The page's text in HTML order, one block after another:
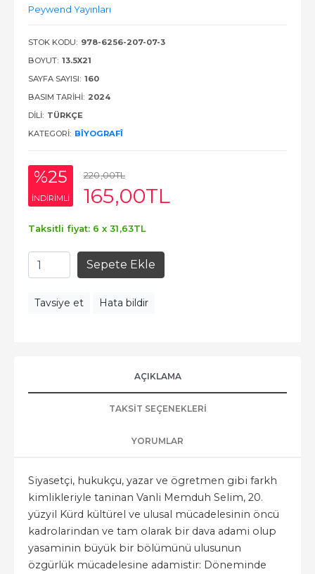
Peywend Yayınları
STOK KODU: 978-6256-207-07-3
BOYUT: 13.5X21
SAYFA SAYISI: 160
BASIM TARIHI: 2024
DILI: TÜRKÇE
KATEGORI: BÎYOGRAFÎ
%25
INDIRIMLI
220,00TL
165,00TL
Taksitli fiyat: 6 x 31 ,63TL
Sepete Ekle
Tavsiye et Hata bildir
AÇIKLAMA
TAKSIT SEÇENEKLERI
YORUMLAR
Siyasetçi, hukukçu, yazar ve ögretmen gibi farkh
kimlikleriyle taninan Vanli Memduh Selim, 20.
yüzyil Kürd kültürel ve ulusal mücadelesinin öncü
kadrolarindan ve tam olarak bir dava adami olup
yasaminin büyük bir bölümünü ulusunun
özgürlük mücadelesine adamistir: Döneminde